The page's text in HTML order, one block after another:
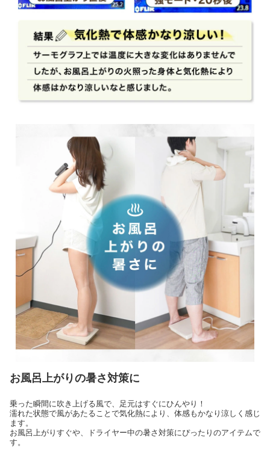
お風呂上がりの暑さ対策に
乗った瞬間に吹き上げる風で、足元はすぐにひんやり！
濡れた状態で風があたることで気化熱により、体感もかなり涼しく感じ
ます。
お風呂上がりすぐや、ドライヤー中の暑さ対策にぴったりのアイテムで
す。